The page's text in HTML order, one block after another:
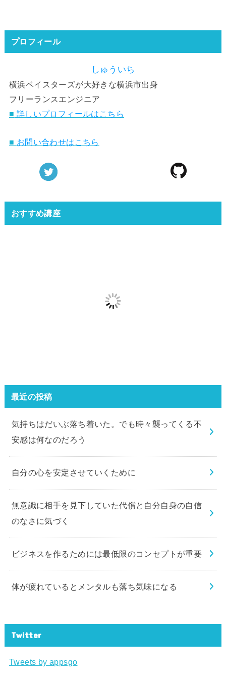
プロフィール
しゅういち
横浜ベイスターズが大好きな横浜市出身
フリーランスエンジニア
■ 詳しいプロフィールはこちら
■ お問い合わせはこちら
おすすめ講座
最近の投稿
気持ちはだいぶ落ち着いた。でも時々襲ってくる不
安感は何なのだろう
自分の心を安定させていくために
無意識に相手を見下していた代償と自分自身の自信
のなさに気づく
ビジネスを作るためには最低限のコンセプトが重要
体が疲れているとメンタルも落ち気味になる
Twitter
Tweets by appsgo